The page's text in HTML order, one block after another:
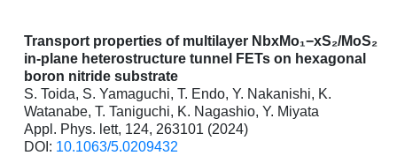
Transport properties of multilayer NbxMo₁−xS₂/MoS₂
in-plane heterostructure tunnel FETs on hexagonal
boron nitride substrate
S. Toida, S. Yamaguchi, T. Endo, Y. Nakanishi, K.
Watanabe, T. Taniguchi, K. Nagashio, Y. Miyata
Appl. Phys. lett, 124, 263101 (2024)
DOI: 10.1063/5.0209432